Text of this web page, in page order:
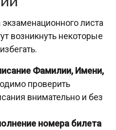
листа
возникнуть некоторые
Фамилии, Имени,
проверить
внимательно и без
номера билета